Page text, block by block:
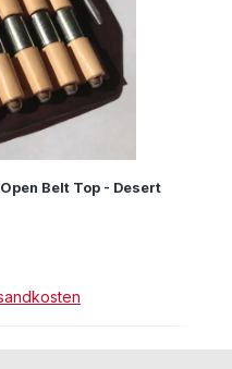
Belt Top - Desert